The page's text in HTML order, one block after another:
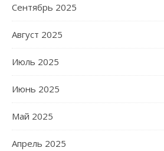
Сентябрь 2025
Август 2025
Июль 2025
Июнь 2025
Май 2025
Апрель 2025